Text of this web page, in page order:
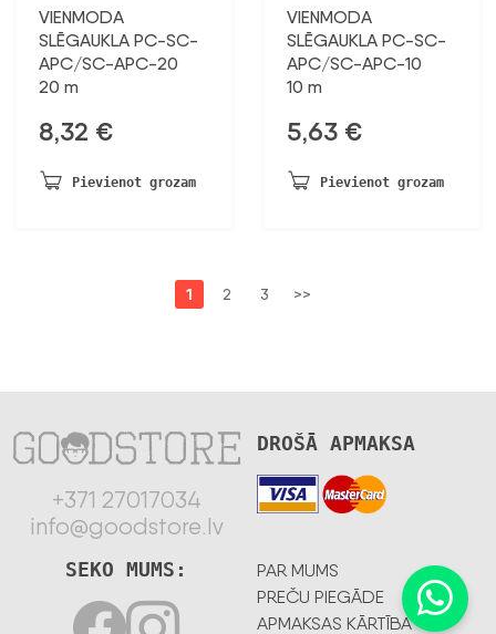
VIENMODA
SLĒGAUKLA PC-SC-
APC/SC-APC-20
20 m
8,32 €
Pievienot grozam
VIENMODA
SLĒGAUKLA PC-SC-
APC/SC-APC-10
10 m
5,63 €
Pievienot grozam
1 2 3 >>
+371 27017034
info@goodstore.lv
DROŠĀ APMAKSA
PAR MUMS
PREČU PIEGĀDE
APMAKSAS KĀRTĪBA
SEKO MUMS: